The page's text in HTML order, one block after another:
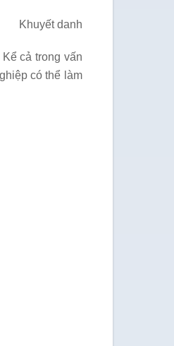
Khuyết danh
cả trong vấn
có thể làm